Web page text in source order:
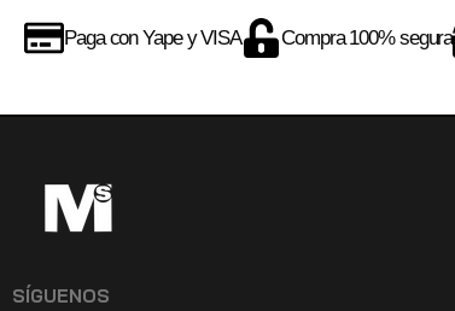
Paga con Yape y VISA Compra 100% segura
SÍGUENOS